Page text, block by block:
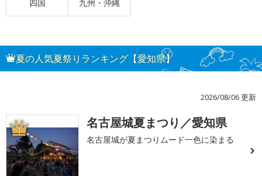
四国 九州・沖縄
夏の人気夏祭りランキング【愛知県】
2026/08/06 更新
1 名古屋城夏まつり／愛知県
名古屋城が夏まつりムード一色に染まる